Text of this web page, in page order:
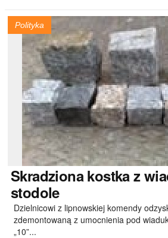
Polityka
Skradzionakostka z
stodole
Dzielnicowi z lipnowskiej komendy
zdemontowaną z umocnienia pod
„10”...